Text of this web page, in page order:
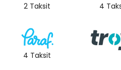
2 Taksit 4
4 Taksit